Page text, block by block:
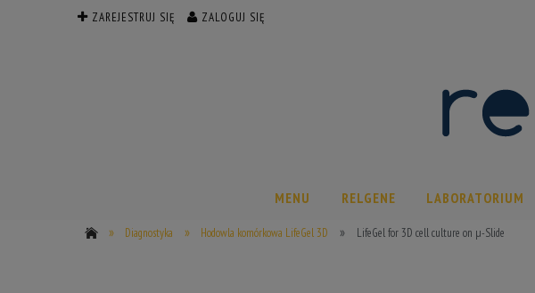
ZAREJESTRUJ SIĘ ZALOGUJ SIĘ
MENU RELGENE LABORATORIUM
»
Diagnostyka » Hodowla komórkowa LifeGel 3D » LifeGel for 3D cell culture on µ-Slide